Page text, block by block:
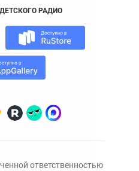
РАДИО
ответственностью